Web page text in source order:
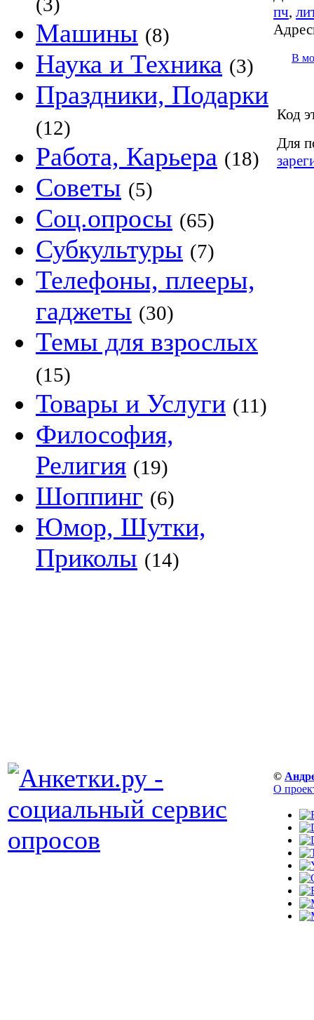
Машины (8)
Наука и Техника (3)
Праздники, Подарки
(12)
Работа, Карьера (18)
Советы (5)
Соц.опросы (65)
Субкультуры (7)
Телефоны, плееры,
гаджеты (30)
Темы для взрослых
(15)
Товары и Услуги (11)
Философия,
Религия (19)
Шоппинг (6)
Юмор, Шутки,
Приколы (14)
пч,
В
Код
Для
©
О